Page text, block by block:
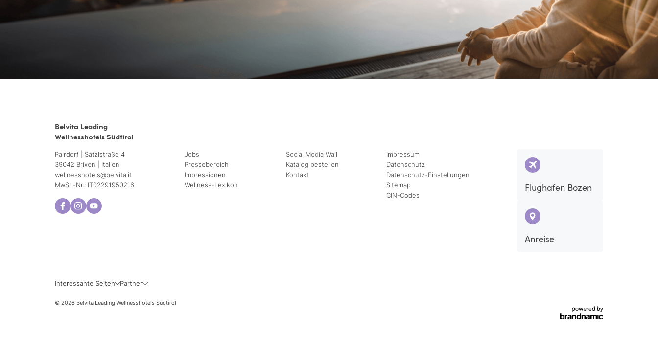
Belvita Leading
Wellnesshotels Südtirol
Pairdorf | Satzlstraße 4
39042 Brixen | Italien
wellnesshotels@belvita.it
MwSt.-Nr.: IT02291950216
Jobs
Pressebereich
Impressionen
Wellness-Lexikon
Social Media Wall
Katalog bestellen
Kontakt
Impressum
Datenschutz
Datenschutz-Einstellungen
Sitemap
CIN-Codes
Flughafen Bozen
Anreise
Interessante Seiten Partner
© 2026 Belvita Leading Wellnesshotels Südtirol